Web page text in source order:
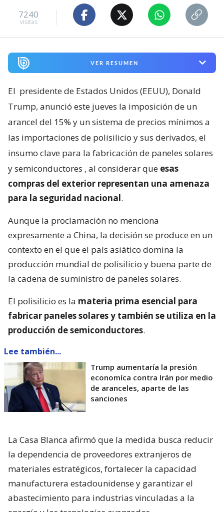
7240
visitas
VER RESUMEN
El presidente de Estados Unidos (EEUU), Donald
Trump, anunció este jueves la imposición de un
arancel del 15% y un sistema de precios mínimos a
las importaciones de polisilicio y sus derivados, el
insumo clave para la fabricación de paneles solares
y semiconductores , al considerar que esas
compras del exterior representan una amenaza
para la seguridad nacional.
Aunque la proclamación no menciona
expresamente a China, la decisión se produce en un
contexto en el que el país asiático domina la
producción mundial de polisilicio y buena parte de
la cadena de suministro de paneles solares.
El polisilicio es la materia prima esencial para
fabricar paneles solares y también se utiliza en la
producción de semiconductores.
Lee también...
Trump aumentaría la presión
economíca contra Irán por medio
de aranceles, aparte de las
sanciones
La Casa Blanca afirmó que la medida busca reducir
la dependencia de proveedores extranjeros de
materiales estratégicos, fortalecer la capacidad
manufacturera estadounidense y garantizar el
abastecimiento para industrias vinculadas a la